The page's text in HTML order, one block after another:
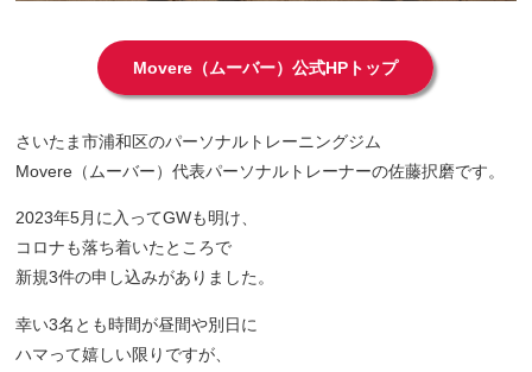
Movere（ムーバー）公式HPトップ
さいたま市浦和区のパーソナルトレーニングジム
Movere（ムーバー）代表パーソナルトレーナーの佐藤択磨です。
2023年5月に入ってGWも明け、
コロナも落ち着いたところで
新規3件の申し込みがありました。
幸い3名とも時間が昼間や別日に
ハマって嬉しい限りですが、